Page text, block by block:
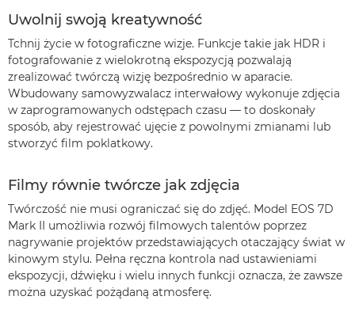
Uwolnij swoją kreatywność
Tchnij życie w fotograficzne wizje. Funkcje takie jak HDR i
fotografowanie z wielokrotną ekspozycją pozwalają
zrealizować twórczą wizję bezpośrednio w aparacie.
Wbudowany samowyzwalacz interwałowy wykonuje zdjęcia
w zaprogramowanych odstępach czasu — to doskonały
sposób, aby rejestrować ujęcie z powolnymi zmianami lub
stworzyć film poklatkowy.
Filmy równie twórcze jak zdjęcia
Twórczość nie musi ograniczać się do zdjęć. Model EOS 7D
Mark II umożliwia rozwój filmowych talentów poprzez
nagrywanie projektów przedstawiających otaczający świat w
kinowym stylu. Pełna ręczna kontrola nad ustawieniami
ekspozycji, dźwięku i wielu innych funkcji oznacza, że zawsze
można uzyskać pożądaną atmosferę.